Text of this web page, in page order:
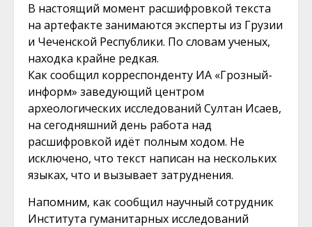
В настоящий момент расшифровкой текста
на артефакте занимаются эксперты из Грузии
и Чеченской Республики. По словам ученых,
находка крайне редкая.
Как сообщил корреспонденту ИА «Грозный-
информ» заведующий центром
археологических исследований Султан Исаев,
на сегодняшний день работа над
расшифровкой идёт полным ходом. Не
исключено, что текст написан на нескольких
языках, что и вызывает затруднения.
Напомним, как сообщил научный сотрудник
Института гуманитарных исследований